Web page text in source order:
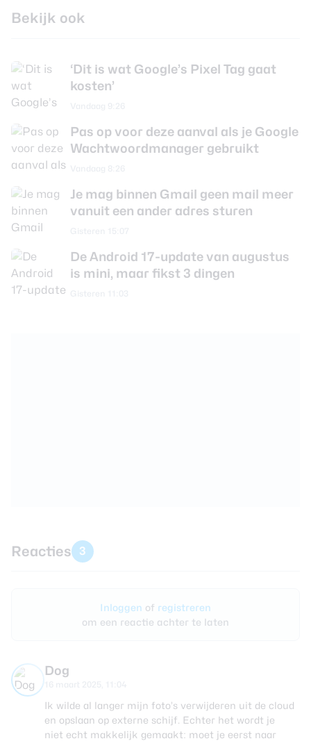
Bekijk ook
‘Dit is wat Google’s Pixel Tag gaat
kosten’
Pas op voor deze aanval als je Google
Wachtwoordmanager gebruikt
Je mag binnen Gmail geen mail meer
vanuit een ander adres sturen
De Android 17-update van augustus
is mini, maar fikst 3 dingen
Reacties 3
Inloggen of registreren
om een reactie achter te laten
Dog
Ik wilde al langer mijn foto’s verwijderen uit de cloud
en opslaan op externe schijf. Echter het wordt je
niet echt makkelijk gemaakt: moet je eerst naar